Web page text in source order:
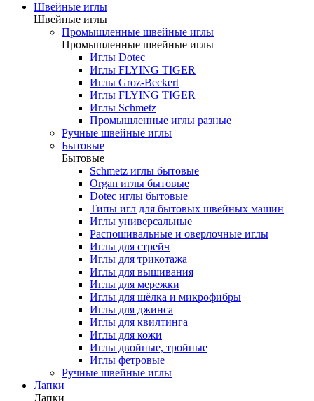
Швейные иглы
Швейные иглы
Промышленные швейные иглы
Промышленные швейные иглы
Иглы Dotec
Иглы FLYING TIGER
Иглы Groz-Beckert
Иглы FLYING TIGER
Иглы Schmetz
Промышленные иглы разные
Ручные швейные иглы
Бытовые
Бытовые
Schmetz иглы бытовые
Organ иглы бытовые
Dotec иглы бытовые
Типы игл для бытовых швейных машин
Иглы универсальные
Распошивальные и оверлочные иглы
Иглы для стрейч
Иглы для трикотажа
Иглы для вышивания
Иглы для мережки
Иглы для шёлка и микрофибры
Иглы для джинса
Иглы для квилтинга
Иглы для кожи
Иглы двойные, тройные
Иглы фетровые
Ручные швейные иглы
Лапки
Лапки